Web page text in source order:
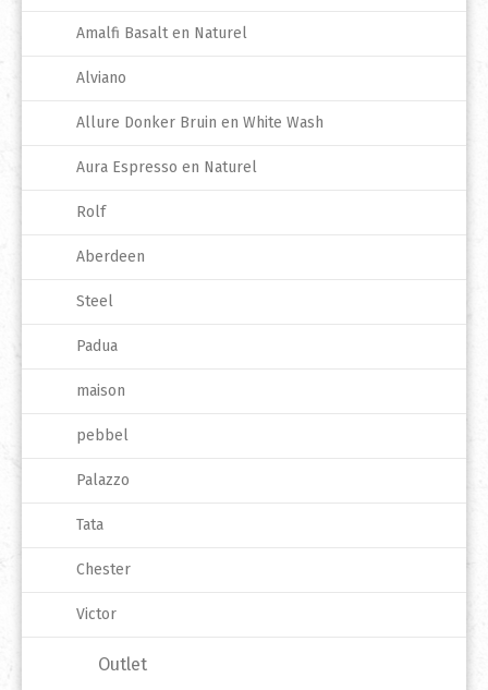
Amalfi Basalt en Naturel
Alviano
Allure Donker Bruin en White Wash
Aura Espresso en Naturel
Rolf
Aberdeen
Steel
Padua
maison
pebbel
Palazzo
Tata
Chester
Victor
Outlet